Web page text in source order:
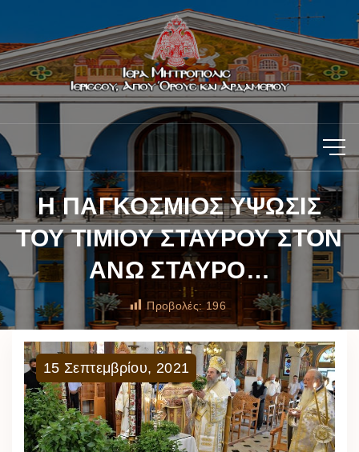
Η ΠΑΓΚΟΣΜΙΟΣ ΥΨΩΣΙΣ
ΤΟΥ ΤΙΜΙΟΥ ΣΤΑΥΡΟΥ ΣΤΟΝ
ΑΝΩ ΣΤΑΥΡΟ…
Προβολές: 196
15 Σεπτεμβρίου, 2021